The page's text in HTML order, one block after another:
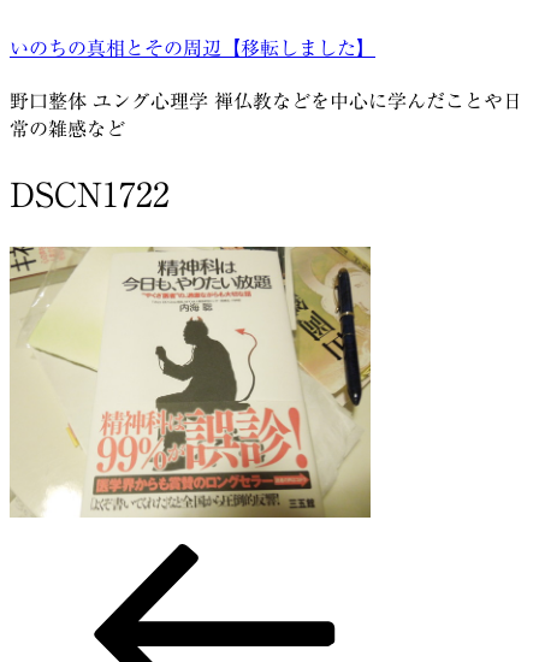
ン
ン
ツ
ッ
プ
いのちの真相とその周辺【移転しました】
野口整体 ユング心理学 禅仏教などを中心に学んだことや日
常の雑感など
DSCN1722